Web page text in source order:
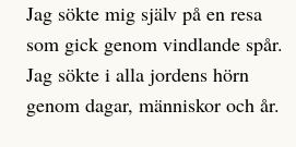
klickbete är inte intressant för
Journalistiken är låst. En
gör förhoppningsvis att en nyfiken
prenumeration, men den avslutas
Jag sökte mig själv på en resa
som gick genom vindlande spår.
Jag sökte i alla jordens hörn
genom dagar, människor och år.